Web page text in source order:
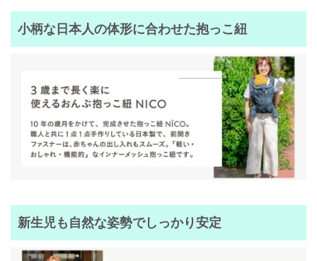
小柄な日本人の体形に合わせた抱っこ紐
新生児も自然な姿勢でしっかり安定